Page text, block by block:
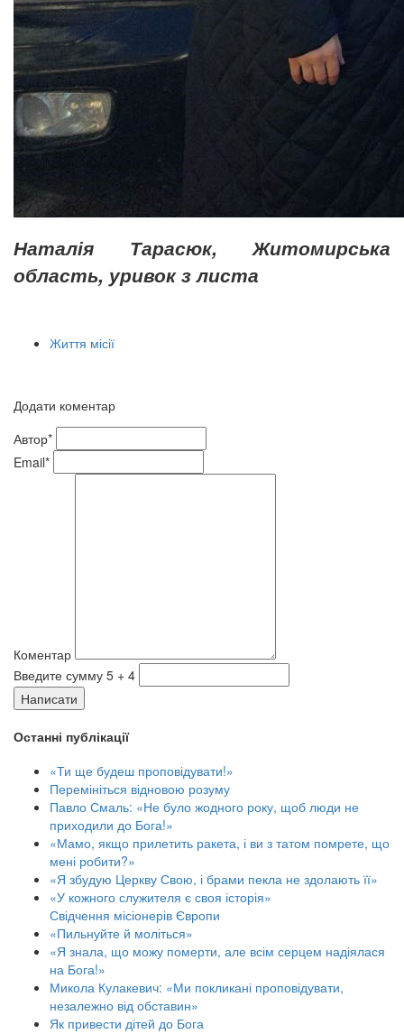
Наталія Тарасюк, Житомирська
область, уривок з листа
Життя місії
Додати коментар
Автор*
Email*
Коментар
Введите сумму 5 + 4
Написати
Останні публікації
«Ти ще будеш проповідувати!»
Перемініться відновою розуму
Павло Смаль: «Не було жодного року, щоб люди не
приходили до Бога!»
«Мамо, якщо прилетить ракета, і ви з татом помрете, що
мені робити?»
«Я збудую Церкву Свою, і брами пекла не здолають її»
«У кожного служителя є своя історія»
Свідчення місіонерів Європи
«Пильнуйте й моліться»
«Я знала, що можу померти, але всім серцем надіялася
на Бога!»
Микола Кулакевич: «Ми покликані проповідувати,
незалежно від обставин»
Як привести дітей до Бога